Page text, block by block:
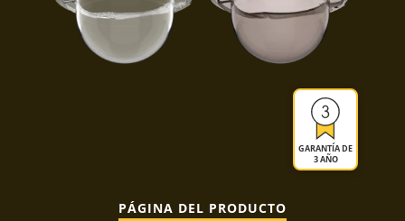
GARANTÍA DE
3 AÑO
PÁGINA DEL PRODUCTO